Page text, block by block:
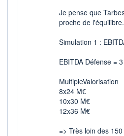
Je pense que
proche de l'équilibre.
Simulation 1 :
EBITDA Défense =
MultipleValorisation
8x24 M€
10x30 M€
12x36 M€
=> Très loin des